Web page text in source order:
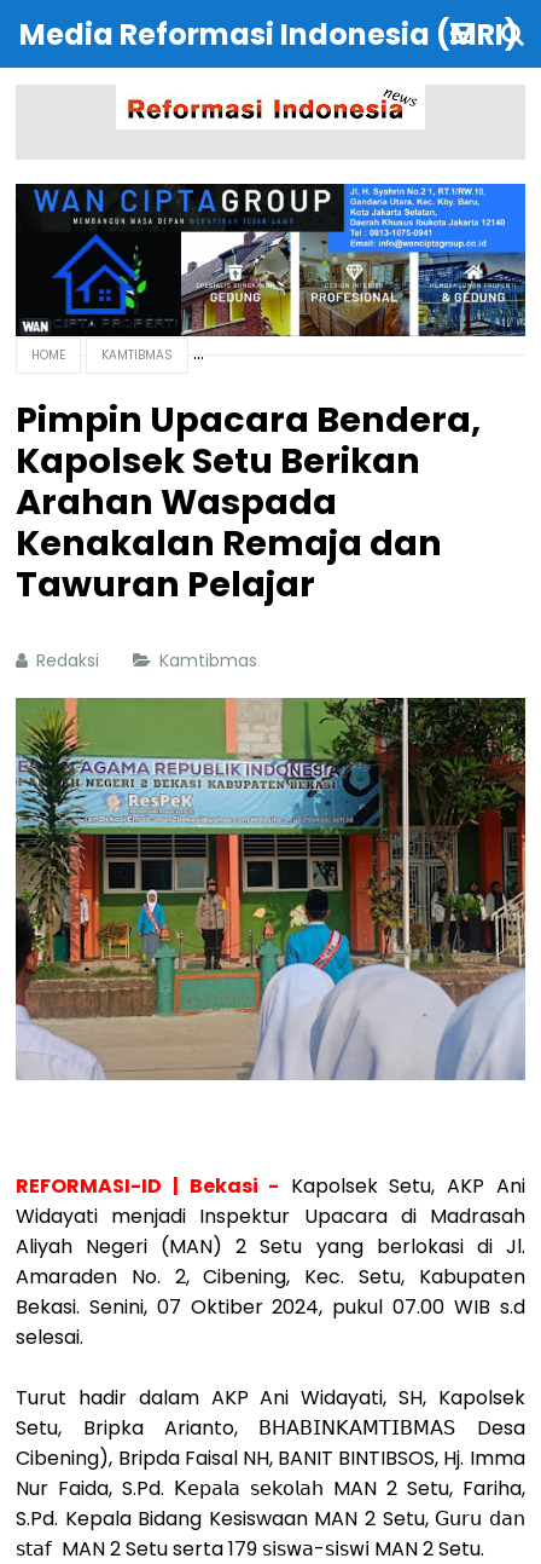
Media Reformasi Indonesia (MRI)
HOME KAMTIBMAS
Pimpin Upacara Bendera,
Kapolsek Setu Berikan
Arahan Waspada
Kenakalan Remaja dan
Tawuran Pelajar
Redaksi Kamtibmas
REFORMASI-ID | Bekasi - Kapolsek Setu, AKP Ani
Widayati menjadi Inspektur Upacara di Madrasah
Aliyah Negeri (MAN) 2 Setu yang berlokasi di Jl.
Amaraden No. 2, Cibening, Kec. Setu, Kabupaten
Bekasi. Senini, 07 Oktiber 2024, pukul 07.00 WIB s.d
selesai.
Turut hadir dalam AKP Ani Widayati, SH, Kapolsek
Setu, Bripka Arianto, 𝖡𝖧𝖠𝖡𝖨𝖭𝖪𝖠𝖬𝖳𝖨𝖡𝖬𝖠𝖲 Desa
Cibening), Bripda Faisal NH, BANIT BINTIBSOS, Hj. Imma
Nur Faida, S.Pd. 𝖪𝖾𝗉𝖺𝗅𝖺 𝗌𝖾𝗄𝗈𝗅𝖺𝗁 MAN 2 Setu, Fariha,
S.Pd. Kepala Bidang Kesiswaan MAN 2 Setu, 𝖦𝗎𝗋𝗎 𝖽𝖺𝗇
𝗌𝗍𝖺𝖿 MAN 2 Setu serta 179 𝗌𝗂𝗌𝗐𝖺-𝗌𝗂𝗌𝗐𝗂 MAN 2 Setu.